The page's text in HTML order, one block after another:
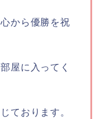
から優勝を祝
屋に入ってく
ております。